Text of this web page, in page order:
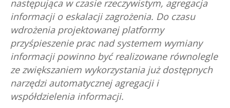
następująca w czasie rzeczywistym, agregacja
informacji o eskalacji zagrożenia. Do czasu
wdrożenia projektowanej platformy
przyśpieszenie prac nad systemem wymiany
informacji powinno być realizowane równolegle
ze zwiększaniem wykorzystania już dostępnych
narzędzi automatycznej agregacji i
współdzielenia informacji.